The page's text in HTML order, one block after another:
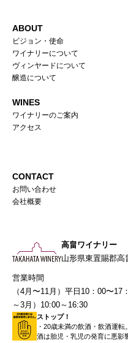
ABOUT
ビジョン・使命
ワイナリーについて
ヴィンヤードについて
醸造について
WINES
ワイナリーのご案内
アクセス
CONTACT
お問い合わせ
会社概要
高畠ワイナリー
山形県東置賜郡高
営業時間
（4月〜11月）平日10：00〜
～3月）10:00～16:30
ストップ！
・20歳未満の飲酒・飲酒運
酒は胎児・乳児の発育に悪影